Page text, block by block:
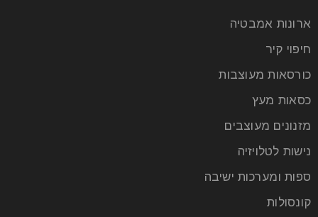
ארונות אמבטיה
חיפוי קיר
כורסאות מעוצבות
כסאות מעץ
מזנונים מעוצבים
נישות לטלויזיה
ספות ומערכות ישיבה
קונסולות